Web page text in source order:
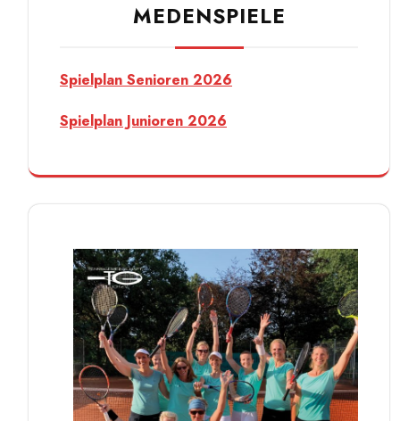
MEDENSPIELE
Spielplan Senioren 2026
Spielplan Junioren 2026